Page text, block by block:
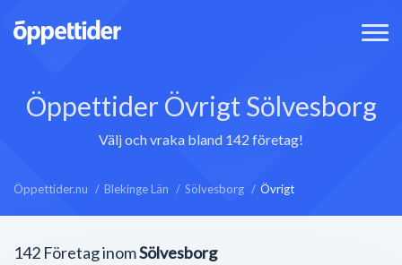
Öppettider Övrigt Sölvesborg
Välj och vraka bland 142 företag!
Öppettider.nu Blekinge Län Sölvesborg Övrigt
142 Företag inomSölvesborg